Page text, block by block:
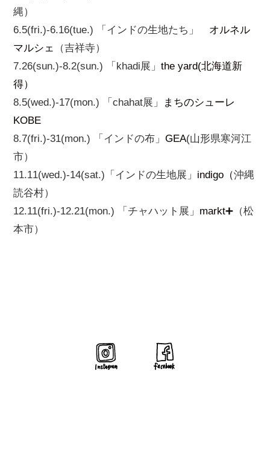
縄）
6.5(fri.)-6.16(tue.) 「インドの生地たち」 オルネル
マルシェ
（吉祥寺）
7.26(sun.)-8.2(sun.) 「khadi展」the yard(北海道新
得）
8.5(wed.)-17(mon.) 「chahat展」
まちのシューレ
KOBE
8.7(fri.)-31(mon.) 「インドの布」GEA(山形県寒河江
市）
11.11(wed.)-14(sat.)「インドの生地展」 indigo（沖縄
読谷村）
12.11(fri.)-12.21(mon.) 「チャハット展」 markt➕ （松
本市）